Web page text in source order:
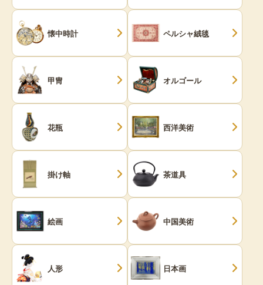
懐中時計 ペルシャ絨毯
甲冑 オルゴール
花瓶 西洋美術
掛け軸 茶道具
絵画 中国美術
人形 日本画